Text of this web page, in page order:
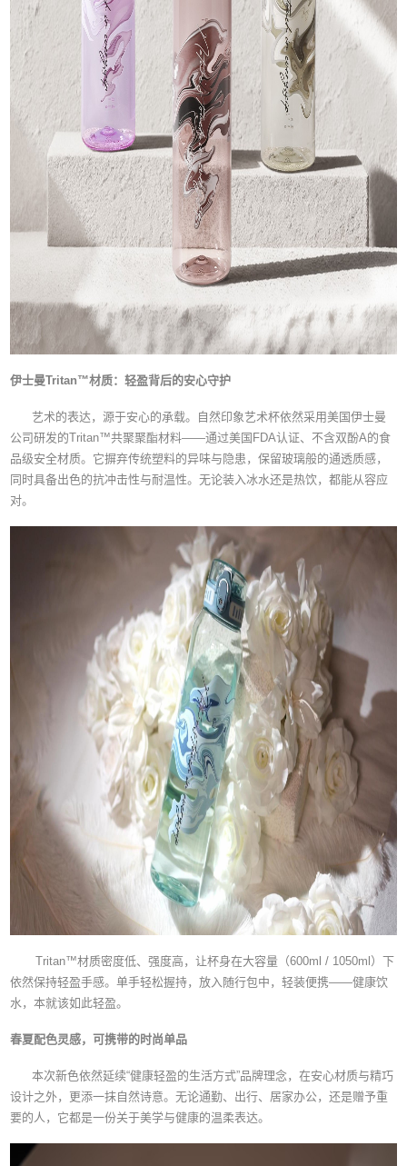
伊士曼Tritan™材质：轻盈背后的安心守护
艺术的表达，源于安心的承载。自然印象艺术杯依然采用美国伊士曼
公司研发的Tritan™共聚聚酯材料——通过美国FDA认证、不含双酚A的食
品级安全材质。它摒弃传统塑料的异味与隐患，保留玻璃般的通透质感，
同时具备出色的抗冲击性与耐温性。无论装入冰水还是热饮，都能从容应
对。
Tritan™材质密度低、强度高，让杯身在大容量（600ml / 1050ml）下
依然保持轻盈手感。单手轻松握持，放入随行包中，轻装便携——健康饮
水，本就该如此轻盈。
春夏配色灵感，可携带的时尚单品
本次新色依然延续“健康轻盈的生活方式”品牌理念，在安心材质与精巧
设计之外，更添一抹自然诗意。无论通勤、出行、居家办公，还是赠予重
要的人，它都是一份关于美学与健康的温柔表达。